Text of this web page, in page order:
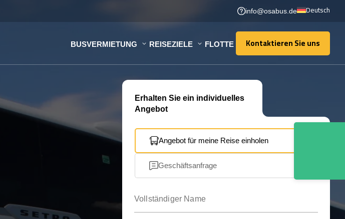
info@osabus.de Deutsch
BUSVERMIETUNG REISEZIELE FLOTTE Kontaktieren Sie uns
Kontaktieren Sie uns
Erhalten Sie ein individuelles
Angebot
Angebot für meine Reise einholen
Geschäftsanfrage